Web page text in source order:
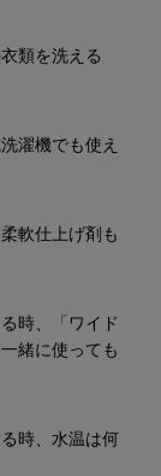
類を洗える
濯機でも使え
軟仕上げ剤も
時、「ワイド
緒に使っても
時、水温は何